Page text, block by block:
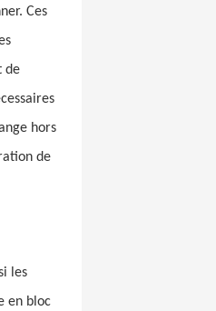
Ces
de
hors
de
les
en bloc